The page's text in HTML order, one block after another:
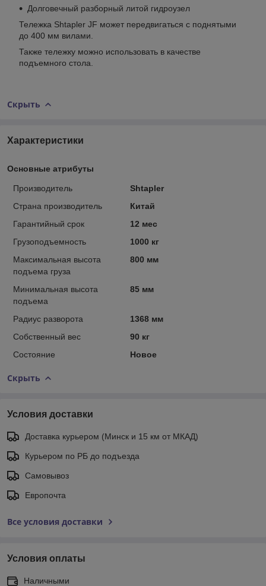
Долговечный разборный литой гидроузел
Тележка Shtapler JF может передвигаться с поднятыми
до 400 мм вилами.
Также тележку можно использовать в качестве
подъемного стола.
Скрыть
Характеристики
Основные атрибуты
Производитель
Shtapler
Страна производитель
Китай
Гарантийный срок
12 мес
Грузоподъемность
1000 кг
Максимальная высота
подъема груза
800 мм
Минимальная высота
подъема
85 мм
Радиус разворота
1368 мм
Собственный вес
90 кг
Состояние
Новое
Скрыть
Условия доставки
Доставка курьером (Минск и 15 км от МКАД)
Курьером по РБ до подъезда
Самовывоз
Европочта
Все условия доставки
Условия оплаты
Наличными